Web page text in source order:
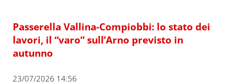
Passerella Vallina-Compiobbi: lo stato dei
lavori, il “varo” sull’Arno previsto in
autunno
23/07/2026 14:56